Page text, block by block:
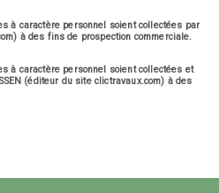
à caractère personnel soient collectées par
à des fins de prospection commerciale.
à caractère personnel soient collectées et
(éditeur du site clictravaux.com) à des